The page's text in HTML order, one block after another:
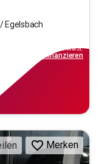
Egelsbach
inkl.MwSt.
finanzieren
Merken